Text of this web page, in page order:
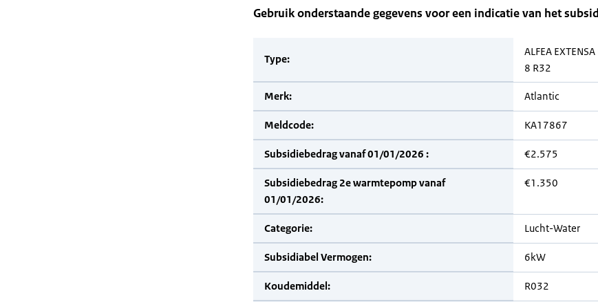
Gebruik onderstaande gegevens voor een indicatie van het
Type:
ALFEA
8 R32
Merk: Atlantic
Meldcode: KA17867
Subsidiebedrag vanaf 01/01/2026 : €2.575
Subsidiebedrag 2e warmtepomp vanaf
01/01/2026:
€1.350
Categorie: Lucht-Water
Subsidiabel Vermogen: 6kW
Koudemiddel: R032